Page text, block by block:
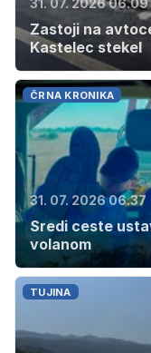
31. 07. 2026 06.09
Zastoji na
Kastelec stekel
ČRNA KRONIKA
31. 07. 2026 06.37
Sredi ceste
volanom
TUJINA